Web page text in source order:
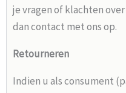
je vragen of klachten
dan contact met ons op.
Retourneren
Indien u als consument